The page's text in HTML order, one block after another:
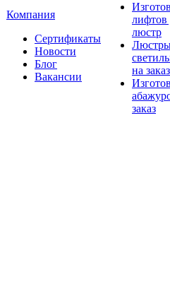
Компания
Сертификаты
Новости
Блог
Вакансии
лифтов
люстр
на заказ
заказ